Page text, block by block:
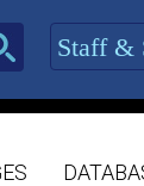
Staff &